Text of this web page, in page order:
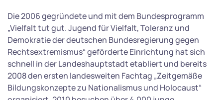
Die 2006 gegründete und mit dem Bundesprogramm
„Vielfalt tut gut. Jugend für Vielfalt, Toleranz und
Demokratie der deutschen Bundesregierung gegen
Rechtsextremismus“ geförderte Einrichtung hat sich
schnell in der Landeshauptstadt etabliert und bereits
2008 den ersten landesweiten Fachtag „Zeitgemäße
Bildungskonzepte zu Nationalismus und Holocaust“